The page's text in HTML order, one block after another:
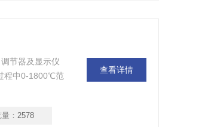
节器及显示仪
程中0-1800℃范
： 2578
查看详情